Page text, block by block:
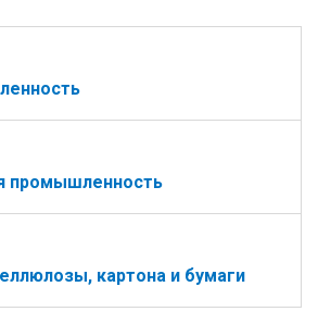
промышленность
картона и бумаги